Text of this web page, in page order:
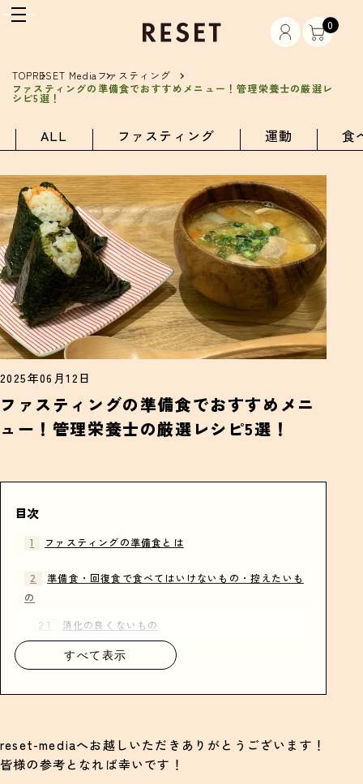
0
TOPRESET Media ファスティング
ファスティングの準備食でおすすめメニュー！管理栄養士の厳選レ
シピ5選！
ALL ファスティング 運動 食
2025年06月12日
ファスティングの準備食でおすすめメニ
ュー！管理栄養士の厳選レシピ5選！
目次
ファスティングの準備食とは
準備食・回復食で食べてはいけないもの・控えたいも
の
消化の良くないもの
動物性の食べ物
さつまいもとりんごのサラダ
塩麹ともち麦のシーフードリゾット
すべて表示
reset-mediaへお越しいただきありがとうございます！
皆様の参考となれば幸いです！